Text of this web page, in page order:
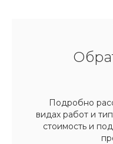
Подробно
видах работ и
стоимость и